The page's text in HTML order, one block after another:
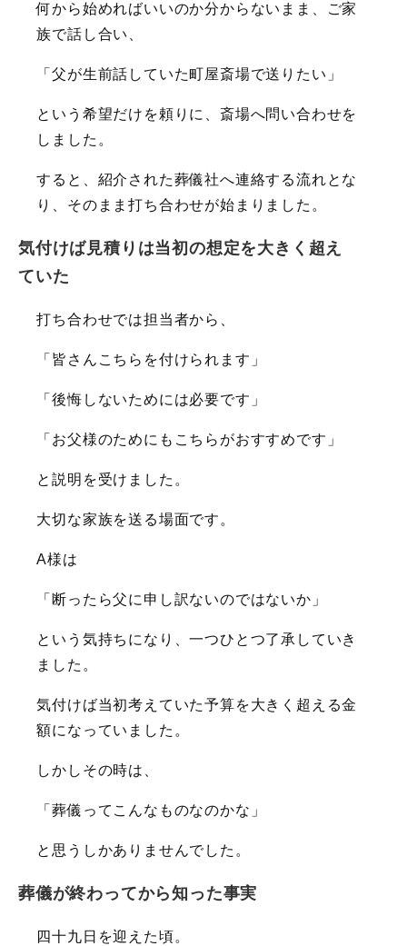
何から始めればいいのか分からないまま、ご家
族で話し合い、
「父が生前話していた町屋斎場で送りたい」
という希望だけを頼りに、斎場へ問い合わせを
しました。
すると、紹介された葬儀社へ連絡する流れとな
り、そのまま打ち合わせが始まりました。
気付けば見積りは当初の想定を大きく超え
ていた
打ち合わせでは担当者から、
「皆さんこちらを付けられます」
「後悔しないためには必要です」
「お父様のためにもこちらがおすすめです」
と説明を受けました。
大切な家族を送る場面です。
A様は
「断ったら父に申し訳ないのではないか」
という気持ちになり、一つひとつ了承していき
ました。
気付けば当初考えていた予算を大きく超える金
額になっていました。
しかしその時は、
「葬儀ってこんなものなのかな」
と思うしかありませんでした。
葬儀が終わってから知った事実
四十九日を迎えた頃。